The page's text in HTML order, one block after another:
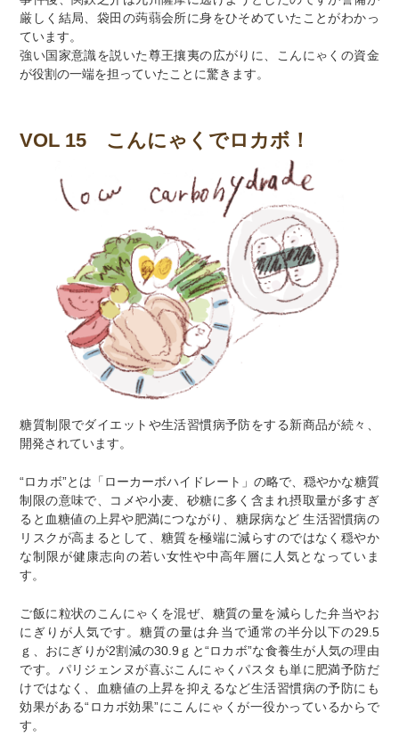
厳しく結局、袋田の蒟蒻会所に身をひそめていたことがわかっ
ています。
強い国家意識を説いた尊王攘夷の広がりに、こんにゃくの資金
が役割の一端を担っていたことに驚きます。
VOL 15 こんにゃくでロカボ！
糖質制限でダイエットや生活習慣病予防をする新商品が続々、
開発されています。
“ロカボ”とは「ローカーボハイドレート」の略で、穏やかな糖質
制限の意味で、コメや小麦、砂糖に多く含まれ摂取量が多すぎ
ると血糖値の上昇や肥満につながり、糖尿病など 生活習慣病の
リスクが高まるとして、糖質を極端に減らすのではなく穏やか
な制限が健康志向の若い女性や中高年層に人気となっていま
す。
ご飯に粒状のこんにゃくを混ぜ、糖質の量を減らした弁当やお
にぎりが人気です。糖質の量は弁当で通常の半分以下の29.5
ｇ、おにぎりが2割減の30.9ｇと“ロカボ”な食養生が人気の理由
です。パリジェンヌが喜ぶこんにゃくパスタも単に肥満予防だ
けではなく、血糖値の上昇を抑えるなど生活習慣病の予防にも
効果がある“ロカボ効果”にこんにゃくが一役かっているからで
す。